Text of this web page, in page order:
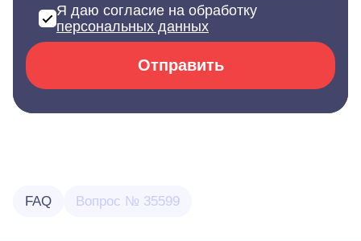
Я даю согласие на обработку
персональных данных
Отправить
FAQ Вопрос № 35599